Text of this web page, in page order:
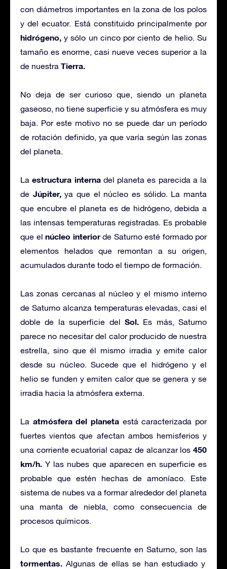
con diámetros importantes en la zona de los polos
y del ecuator. Está constituido principalmente por
hidrógeno, y sólo un cinco por ciento de helio. Su
tamaño es enorme, casi nueve veces superior a la
de nuestra Tierra.
No deja de ser curioso que, siendo un planeta
gaseoso, no tiene superficie y su atmósfera es muy
baja. Por este motivo no se puede dar un período
de rotación definido, ya que varía según las zonas
del planeta.
Laestructura internadel planeta es parecida a la
de Júpiter,ya que el núcleo es sólido. La manta
que encubre el planeta es de hidrógeno, debida a
las intensas temperaturas registradas. Es probable
que el núcleo interiorde Saturno esté formado por
elementos helados que remontan a su origen,
acumulados durante todo el tiempo de formación.
Las zonas cercanas al núcleo y el mismo interno
de Saturno alcanza temperaturas elevadas, casi el
doble de la superficie del Sol.Es más, Saturno
parece no necesitar del calor producido de nuestra
estrella, sino que él mismo irradia y emite calor
desde su núcleo. Sucede que el hidrógeno y el
helio se funden y emiten calor que se genera y se
irradia hacia la atmósfera externa.
La atmósfera del planeta está caracterizada por
fuertes vientos que afectan ambos hemisferios y
una corriente ecuatorial capaz de alcanzar los 450
km/h. Y las nubes que aparecen en superficie es
probable que estén hechas de amoníaco. Este
sistema de nubes va a formar alrededor del planeta
una manta de niebla, como consecuencia de
procesos químicos.
Lo que es bastante frecuente en Saturno, son las
tormentas. Algunas de ellas se han estudiado y